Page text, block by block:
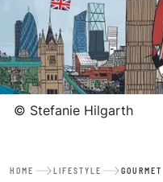
© Stefanie Hilgarth
HOME LIFESTYLE GOURMET